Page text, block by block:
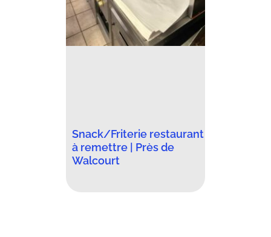
Snack/Friterie restaurant
à remettre | Près de
Walcourt